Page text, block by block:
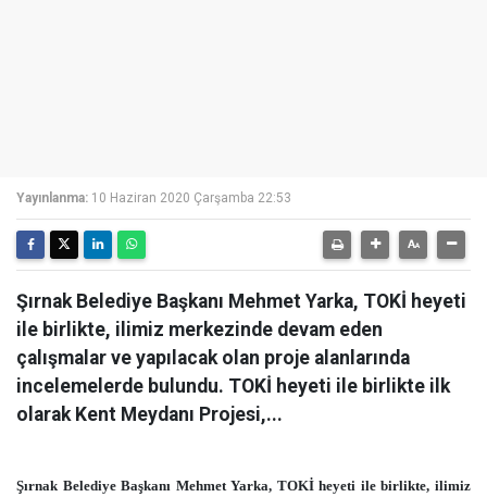
Yayınlanma: 10 Haziran 2020 Çarşamba 22:53
Şırnak Belediye Başkanı Mehmet Yarka, TOKİ heyeti
ile birlikte, ilimiz merkezinde devam eden
çalışmalar ve yapılacak olan proje alanlarında
incelemelerde bulundu. TOKİ heyeti ile birlikte ilk
olarak Kent Meydanı Projesi,...
Şırnak Belediye Başkanı Mehmet Yarka, TOKİ heyeti ile birlikte, ilimiz